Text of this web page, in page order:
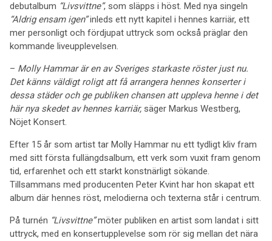
debutalbum “Livsvittne”, som släpps i höst. Med nya singeln
“Aldrig ensam igen”inleds ett nytt kapitel i hennes karriär, ett
mer personligt och fördjupat uttryck som också präglar den
kommande liveupplevelsen.
– Molly Hammar är en av Sveriges starkaste röster just nu.
Det känns väldigt roligt att få arrangera hennes konserter i
dessa städer och ge publiken chansen att uppleva henne i det
här nya skedet av hennes karriär, säger Markus Westberg,
Nöjet Konsert.
Efter 15 år som artist tar Molly Hammar nu ett tydligt kliv fram
med sitt första fullängdsalbum, ett verk som vuxit fram genom
tid, erfarenhet och ett starkt konstnärligt sökande.
Tillsammans med producenten Peter Kvint har hon skapat ett
album där hennes röst, melodierna och texterna står i centrum.
På turnén “Livsvittne”möter publiken en artist som landat i sitt
uttryck, med en konsertupplevelse som rör sig mellan det nära